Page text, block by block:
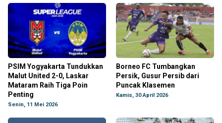
PSIM Yogyakarta Tundukkan
Malut United 2-0, Laskar
Mataram Raih Tiga Poin
Penting
Senin, 11 Mei 2026
Borneo FC Tumbangkan
Persik, Gusur Persib dari
Puncak Klasemen
Kamis, 30 April 2026